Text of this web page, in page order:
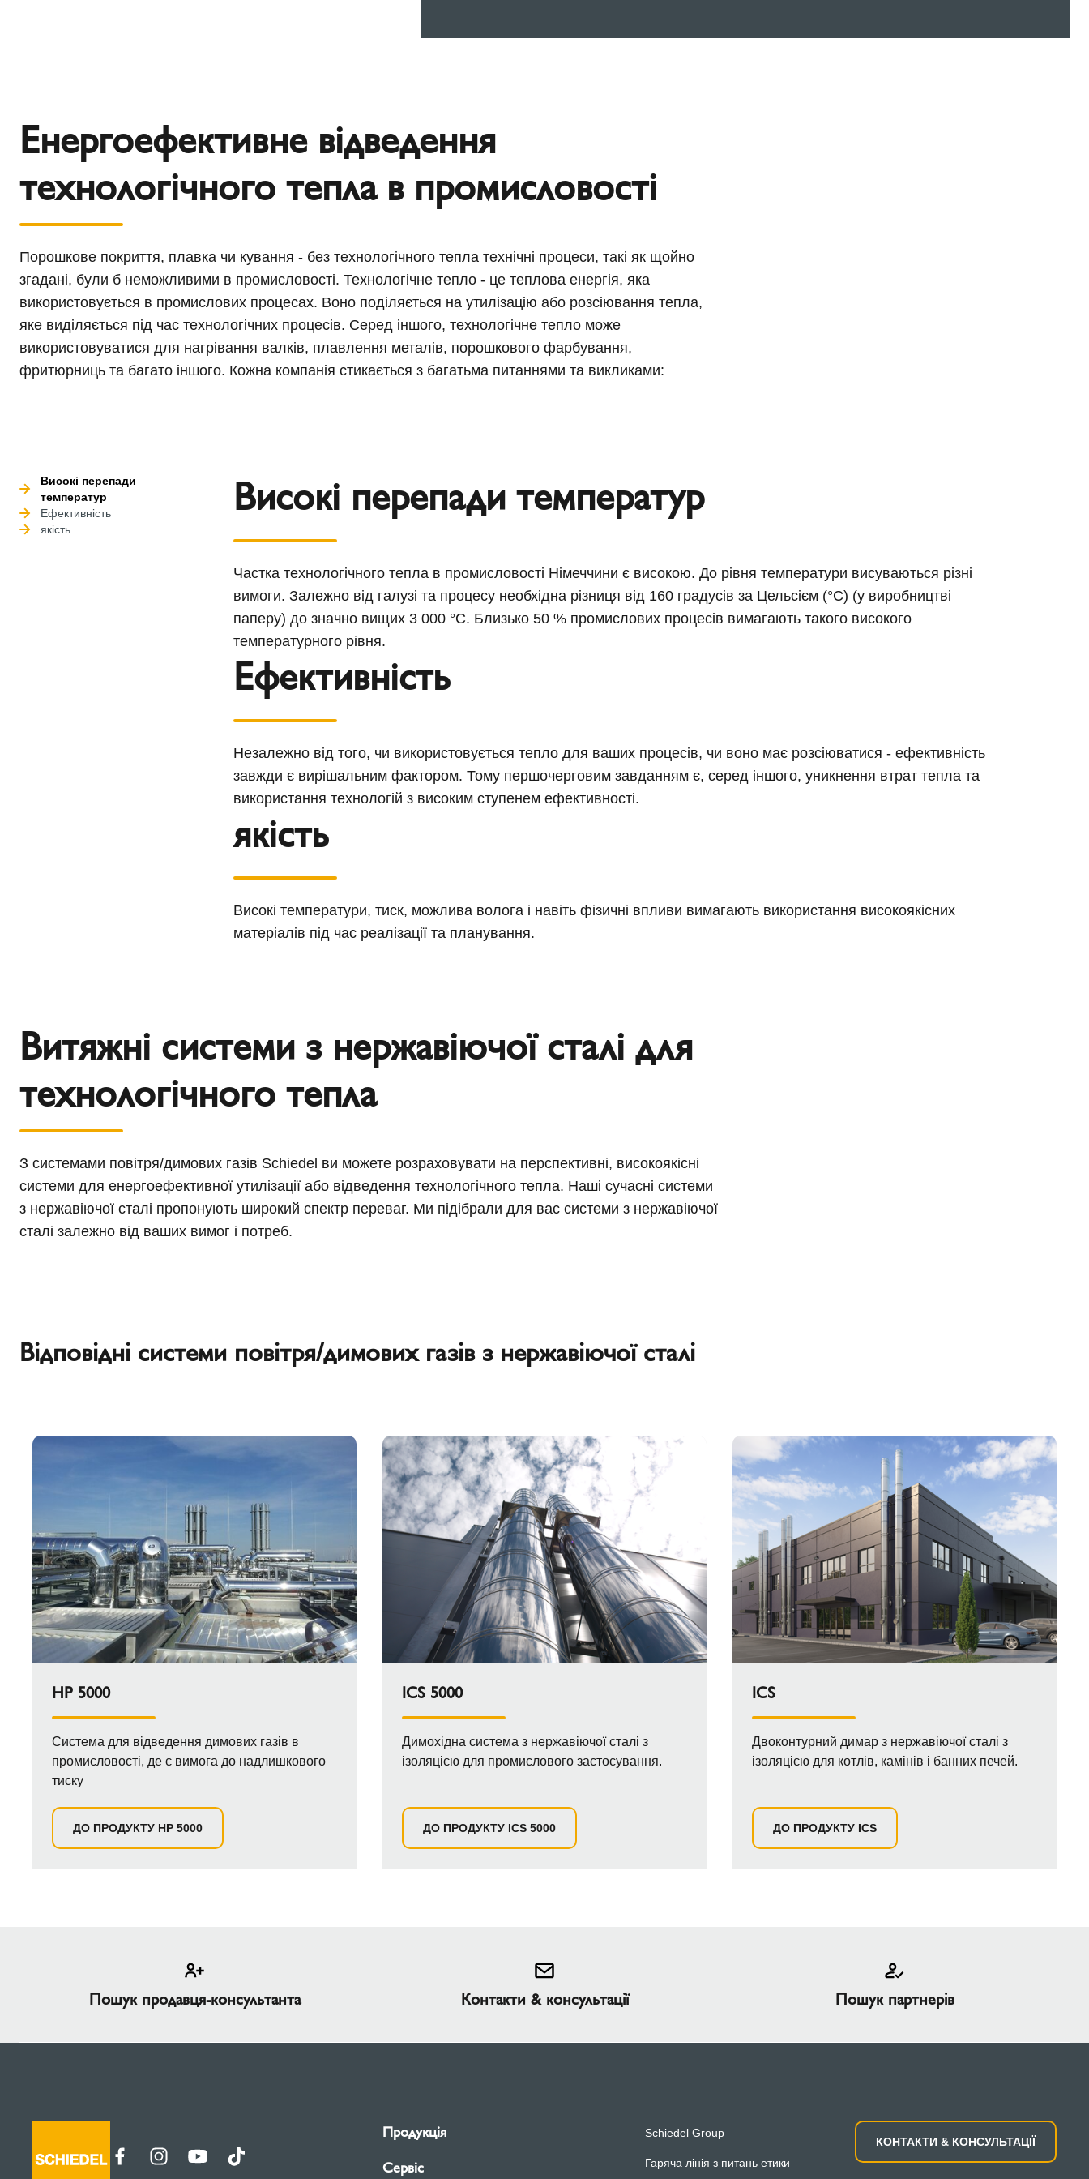
Енергоефективне відведення
технологічного тепла в промисловості
Порошкове покриття, плавка чи кування - без технологічного тепла технічні процеси, такі як щойно
згадані, були б неможливими в промисловості. Технологічне тепло - це теплова енергія, яка
використовується в промислових процесах. Воно поділяється на утилізацію або розсіювання тепла,
яке виділяється під час технологічних процесів. Серед іншого, технологічне тепло може
використовуватися для нагрівання валків, плавлення металів, порошкового фарбування,
фритюрниць та багато іншого. Кожна компанія стикається з багатьма питаннями та викликами:
Високі перепади
температур
Ефективність
якість
Високі перепади температур
Частка технологічного тепла в промисловості Німеччини є високою. До рівня температури висуваються різні
вимоги. Залежно від галузі та процесу необхідна різниця від 160 градусів за Цельсієм (°C) (у виробництві
паперу) до значно вищих 3 000 °C. Близько 50 % промислових процесів вимагають такого високого
температурного рівня.
Ефективність
Незалежно від того, чи використовується тепло для ваших процесів, чи воно має розсіюватися - ефективність
завжди є вирішальним фактором. Тому першочерговим завданням є, серед іншого, уникнення втрат тепла та
використання технологій з високим ступенем ефективності.
якість
Високі температури, тиск, можлива волога і навіть фізичні впливи вимагають використання високоякісних
матеріалів під час реалізації та планування.
Витяжні системи з нержавіючої сталі для
технологічного тепла
З системами повітря/димових газів Schiedel ви можете розраховувати на перспективні, високоякісні
системи для енергоефективної утилізації або відведення технологічного тепла. Наші сучасні системи
з нержавіючої сталі пропонують широкий спектр переваг. Ми підібрали для вас системи з нержавіючої
сталі залежно від ваших вимог і потреб.
Відповідні системи повітря/димових газів з нержавіючої сталі
HP 5000
Система для відведення димових газів в
промисловості, де є вимога до надлишкового
тиску
ДО ПРОДУКТУ HP 5000
ICS 5000
Димохідна система з нержавіючої сталі з
ізоляцією для промислового застосування.
ДО ПРОДУКТУ ICS 5000
ICS
Двоконтурний димар з нержавіючої сталі з
ізоляцією для котлів, камінів і банних печей.
ДО ПРОДУКТУ ICS
Пошук продавця-консультанта Контакти & консультації Пошук партнерів
Продукція
Сервіс
Schiedel Group
Гаряча лінія з питань етики
КОНТАКТИ & КОНСУЛЬТАЦІЇ